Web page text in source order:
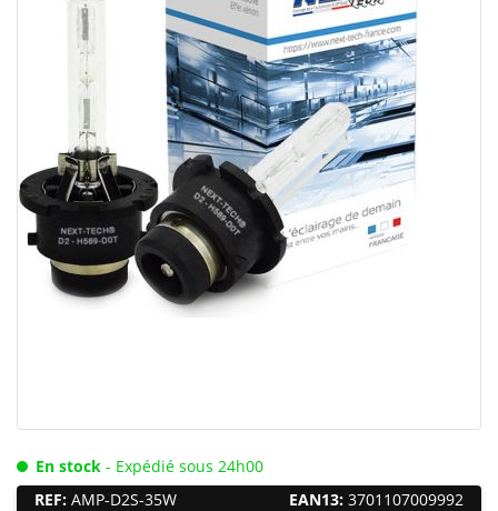
En stock - Expédié sous 24h00
REF: AMP-D2S-35W EAN13: 3701107009992